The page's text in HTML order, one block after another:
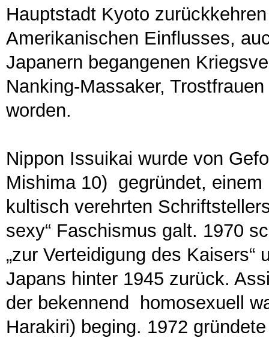
Hauptstadt Kyoto
Amerikanischen Einflusses,
Japanern begangenen
Nanking-Massaker,
worden.
Nippon Issuikai wurde von
Mishima 10) gegründet,
kultisch verehrten
sexy“ Faschismus galt. 1970
„zur Verteidigung des
Japans hinter 1945 zurück.
der bekennend homosexuell
Harakiri) beging. 1972